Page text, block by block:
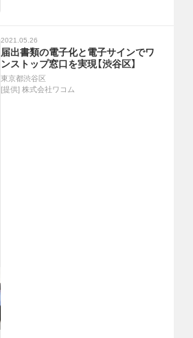
2021.05.26
届出書類の電子化と電子サインでワ
ンストップ窓口を実現【渋谷区】
東京都渋谷区
[提供] 株式会社ワコム